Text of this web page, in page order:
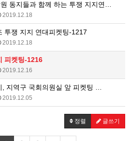
동지들과 함께 하는 투쟁 지지연…
2019.12.18
투쟁 지지 연대피켓팅-1217
2019.12.18
피켓팅-1216
2019.12.16
지역구 국회의원실 앞 피켓팅 …
2019.12.05
정렬 글쓰기